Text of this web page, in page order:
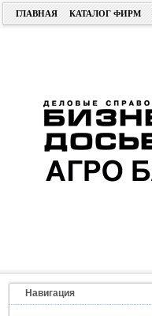
ГЛАВНАЯ КАТАЛОГ ФИРМ
Навигация